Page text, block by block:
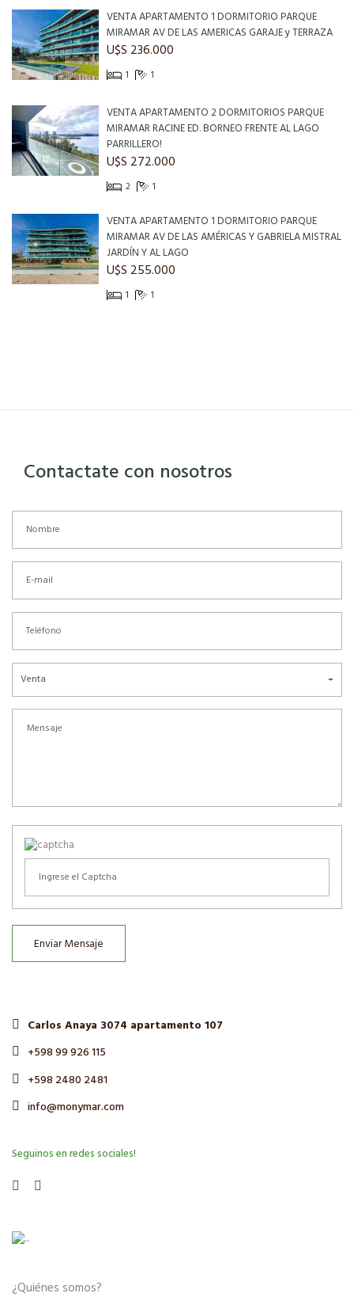
VENTA APARTAMENTO 1 DORMITORIO PARQUE
MIRAMAR AV DE LAS AMERICAS GARAJE y TERRAZA
U$S 236.000
1 1
VENTA APARTAMENTO 2 DORMITORIOS PARQUE
MIRAMAR RACINE ED. BORNEO FRENTE AL LAGO
PARRILLERO!
U$S 272.000
2 1
VENTA APARTAMENTO 1 DORMITORIO PARQUE
MIRAMAR AV DE LAS AMÉRICAS Y GABRIELA MISTRAL
JARDÍN Y AL LAGO
U$S 255.000
1 1
Contactate con nosotros
Venta
Enviar Mensaje
Carlos Anaya 3074 apartamento 107
+598 99 926 115
+598 2480 2481
info@monymar.com
Seguinos en redes sociales!
¿Quiénes somos?